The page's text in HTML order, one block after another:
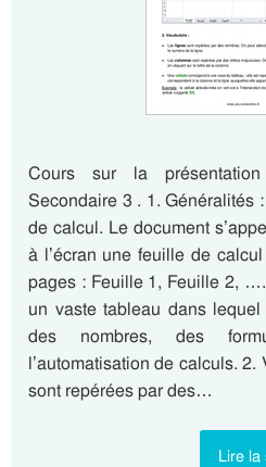
Cours sur la
Secondaire 3 . 1. Généralités
de calcul. Le document
à l’écran une feuille de
pages : Feuille 1, Feuille 2,
un vaste tableau dans
des nombres, des
l’automatisation de calculs.
sont repérées par des…
Lire la